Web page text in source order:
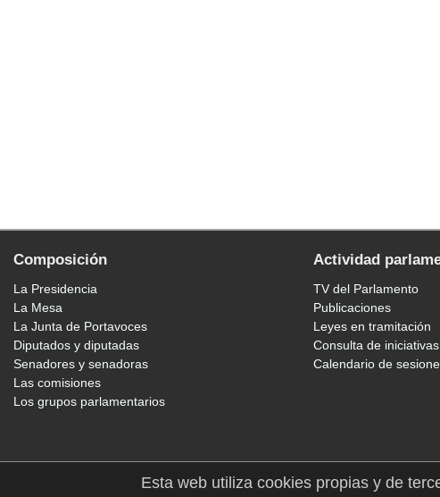
Composición
La Presidencia
La Mesa
La Junta de Portavoces
Diputados y diputadas
Senadores y senadoras
Las comisiones
Los grupos parlamentarios
Actividad
TV del Parlamento
Publicaciones
Leyes en tramitación
Consulta de iniciativas
Calendario de
Esta web utiliza cookies propias y de